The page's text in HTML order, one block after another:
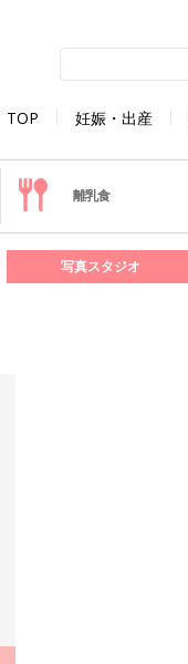
TOP 妊娠・出産
離乳食
写真スタジオ